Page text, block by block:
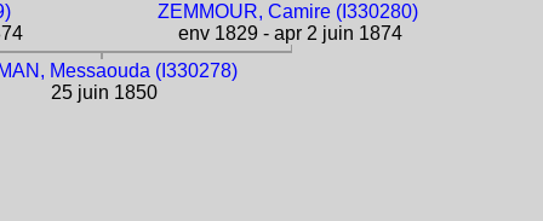
ZEMMOUR, Camire (I330280)
env 1829 - apr 2 juin 1874
Messaouda (I330278)
25 juin 1850